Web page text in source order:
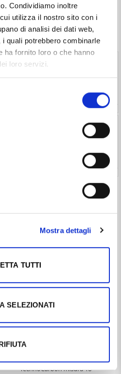
Condividiamo inoltre
utilizza il nostro sito con i
di analisi dei dati web,
quali potrebbero combinarle
ha fornito loro o che hanno
loro servizi.
Mostra dettagli
TUTTI
SELEZIONATI
insieme
Orologi in pelle 2 posti custodia da
Orologi in pelle 4 posti custodia da
aggiungerlo al tuo acquisto
PRODUCTS
Cinturino Morellato meteriale
TechnoCarbon misura 18